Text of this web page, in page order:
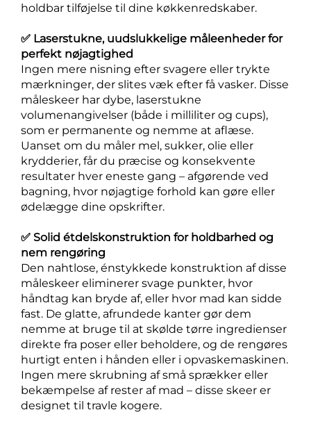
holdbar tilføjelse til dine køkkenredskaber.
✅ Laserstukne, uudslukkelige måleenheder for
perfekt nøjagtighed
Ingen mere nisning efter svagere eller trykte
mærkninger, der slites væk efter få vasker. Disse
måleskeer har dybe, laserstukne
volumenangivelser (både i milliliter og cups),
som er permanente og nemme at aflæse.
Uanset om du måler mel, sukker, olie eller
krydderier, får du præcise og konsekvente
resultater hver eneste gang – afgørende ved
bagning, hvor nøjagtige forhold kan gøre eller
ødelægge dine opskrifter.
✅ Solid étdelskonstruktion for holdbarhed og
nem rengøring
Den nahtlose, énstykkede konstruktion af disse
måleskeer eliminerer svage punkter, hvor
håndtag kan bryde af, eller hvor mad kan sidde
fast. De glatte, afrundede kanter gør dem
nemme at bruge til at skølde tørre ingredienser
direkte fra poser eller beholdere, og de rengøres
hurtigt enten i hånden eller i opvaskemaskinen.
Ingen mere skrubning af små sprækker eller
bekæmpelse af rester af mad – disse skeer er
designet til travle kogere.